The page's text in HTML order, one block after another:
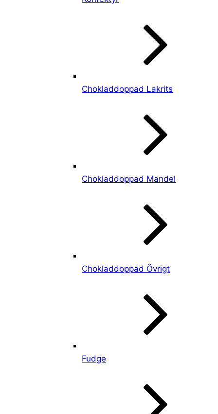
Chokladdoppad Lakrits
Chokladdoppad Mandel
Chokladdoppad Övrigt
Fudge